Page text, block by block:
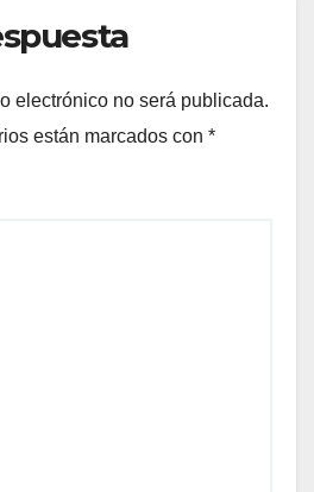
electrónico no será publicada.
están marcados con *